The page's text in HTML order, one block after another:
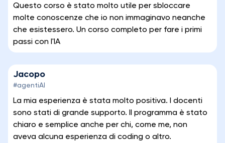
Questo corso è stato molto utile per sbloccare
molte conoscenze che io non immaginavo neanche
che esistessero. Un corso completo per fare i primi
passi con l'IA
Jacopo
#agentiAI
La mia esperienza è stata molto positiva. I docenti
sono stati di grande supporto. Il programma è stato
chiaro e semplice anche per chi, come me, non
aveva alcuna esperienza di coding o altro.